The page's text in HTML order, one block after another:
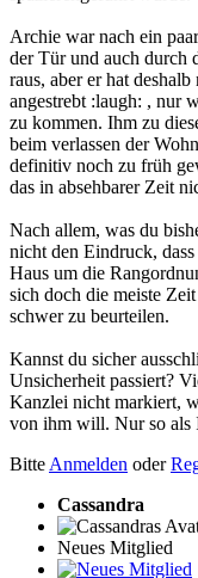
Archie war nach ein
der Tür und auch durch
raus, aber er hat
angestrebt :laugh: , nur
zu kommen. Ihm zu
beim verlassen der
definitiv noch zu früh
das in absehbarer Zeit
Nach allem, was du
nicht den Eindruck,
Haus um die
sich doch die meiste
schwer zu beurteilen.
Kannst du sicher
Unsicherheit passiert?
Kanzlei nicht markiert,
von ihm will. Nur so als
Bitte Anmelden oder
Cassandra
Neues Mitglied